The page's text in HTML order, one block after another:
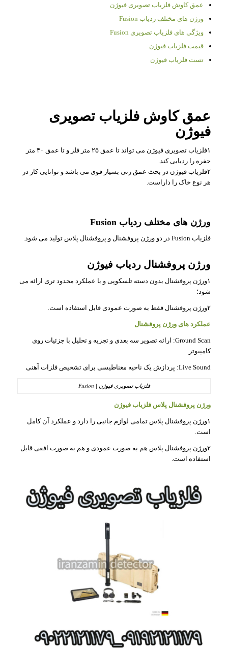
عمق کاوش فلزیاب تصویری فیوژن
ورژن های مختلف ردیاب Fusion
ویژگی های فلزیاب تصویری Fusion
قیمت فلزیاب فیوژن
تست فلزیاب فیوژن
عمق کاوش فلزیاب تصویری
فیوژن
۱فلزیاب تصویری فیوژن می تواند تا عمق ۲۵ متر فلز و تا عمق ۴۰ متر
حفره را ردیابی کند.
۲فلزیاب فیوژن در بحث عمق زنی بسیار قوی می باشد و توانایی کار در
هر نوع خاک را داراست.
ورژن های مختلف ردیاب Fusion
فلزیاب Fusion در دو ورژن پروفشنال و پروفشنال پلاس تولید می شود.
ورژن پروفشنال ردیاب فیوژن
۱ورژن پروفشنال بدون دسته تلسکوپی و با عملکرد محدود تری ارائه می
شود؛
۲ورژن پروفشنال فقط به صورت عمودی قابل استفاده است.
عملکرد های ورژن پروفشنال
Ground Scan: ارائه تصویر سه بعدی و تجزیه و تحلیل با جزئیات روی
کامپیوتر
Live Sound: پردازش یک ناحیه مغناطیسی برای تشخیص فلزات آهنی
فلزیاب تصویری فیوژن | Fusion
ورژن پروفشنال پلاس فلزیاب فیوژن
۱ورژن پروفشنال پلاس تمامی لوازم جانبی را دارد و عملکرد آن کامل
است.
۲ورژن پروفشنال پلاس هم به صورت عمودی و هم به صورت افقی قابل
استفاده است.